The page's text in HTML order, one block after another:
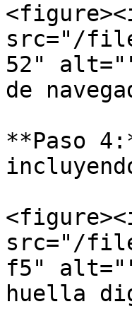
src="/
52"
de
**Paso
src="/
f5"
huella